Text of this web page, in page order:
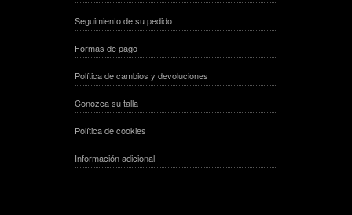
Seguimiento de su pedido
Formas de pago
Política de cambios y devoluciones
Conozca su talla
Política de cookies
Información adicional